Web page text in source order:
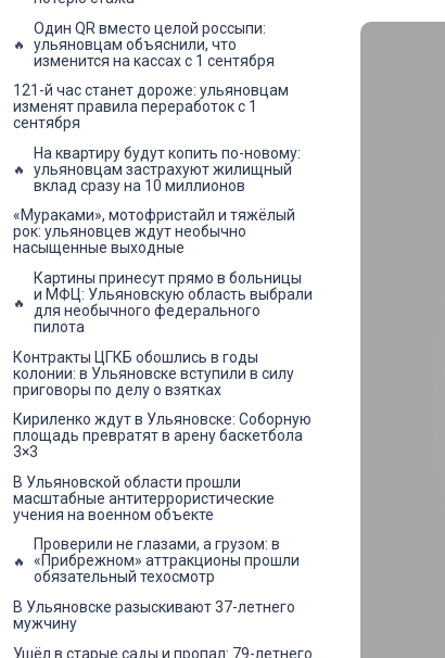
Один QR вместо целой россыпи:
ульяновцам объяснили, что
изменится на кассах с 1 сентября
121-й час станет дороже: ульяновцам
изменят правила переработок с 1
сентября
На квартиру будут копить по-новому:
ульяновцам застрахуют жилищный
вклад сразу на 10 миллионов
«Мураками», мотофристайл и тяжёлый
рок: ульяновцев ждут необычно
насыщенные выходные
Картины принесут прямо в больницы
и МФЦ: Ульяновскую область выбрали
для необычного федерального
пилота
Контракты ЦГКБ обошлись в годы
колонии: в Ульяновске вступили в силу
приговоры по делу о взятках
Кириленко ждут в Ульяновске: Соборную
площадь превратят в арену баскетбола
3×3
В Ульяновской области прошли
масштабные антитеррористические
учения на военном объекте
Проверили не глазами, а грузом: в
«Прибрежном» аттракционы прошли
обязательный техосмотр
В Ульяновске разыскивают 37-летнего
мужчину
Ушёл в старые сады и пропал: 79-летнего